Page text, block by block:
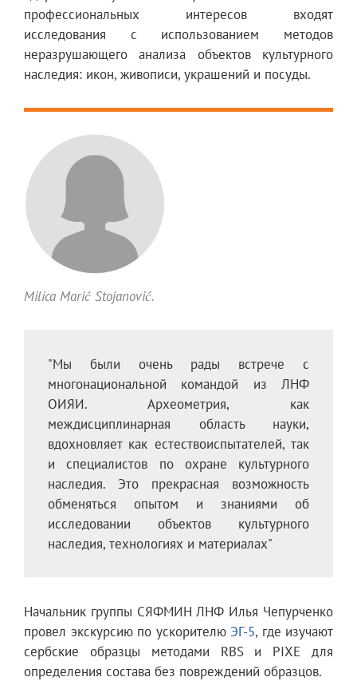
профессиональных интересов входят
исследования с использованием методов
неразрушающего анализа объектов культурного
наследия: икон, живописи, украшений и посуды.
Milica Marić Stojanović.
"Мы были очень рады встрече с
многонациональной командой из ЛНФ
ОИЯИ. Археометрия, как
междисциплинарная область науки,
вдохновляет как естествоиспытателей, так
и специалистов по охране культурного
наследия. Это прекрасная возможность
обменяться опытом и знаниями об
исследовании объектов культурного
наследия, технологиях и материалах"
Начальник группы СЯФМИН ЛНФ Илья Чепурченко
провел экскурсию по ускорителю ЭГ-5, где изучают
сербские образцы методами RBS и PIXE для
определения состава без повреждений образцов.